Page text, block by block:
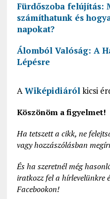
Fürdőszoba felújítás:
számíthatunk és
napokat?
Álomból Valóság: A
Lépésre
AWiképidiárólkicsi
Köszönöm a figyelmet!
Ha tetszett a cikk, ne
vagy hozzászólásban
És ha szeretnél még
iratkozz fel a hírlevelünkre
Facebookon!